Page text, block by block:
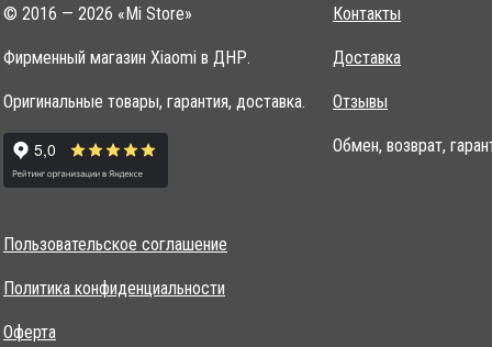
© 2016 — 2026 «Mi Store»
Фирменный магазин Xiaomi в ДНР.
Оригинальные товары, гарантия, доставка.
Контакты
Доставка
Отзывы
Обмен, возврат,
Пользовательское соглашение
Политика конфиденциальности
Оферта